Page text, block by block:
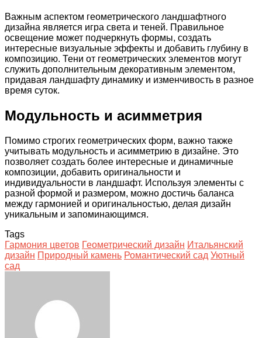
Важным аспектом геометрического ландшафтного
дизайна является игра света и теней. Правильное
освещение может подчеркнуть формы, создать
интересные визуальные эффекты и добавить глубину в
композицию. Тени от геометрических элементов могут
служить дополнительным декоративным элементом,
придавая ландшафту динамику и изменчивость в разное
время суток.
Модульность и асимметрия
Помимо строгих геометрических форм, важно также
учитывать модульность и асимметрию в дизайне. Это
позволяет создать более интересные и динамичные
композиции, добавить оригинальности и
индивидуальности в ландшафт. Используя элементы с
разной формой и размером, можно достичь баланса
между гармонией и оригинальностью, делая дизайн
уникальным и запоминающимся.
Tags
Гармония цветов Геометрический дизайн Итальянский
дизайн Природный камень Романтический сад Уютный
сад